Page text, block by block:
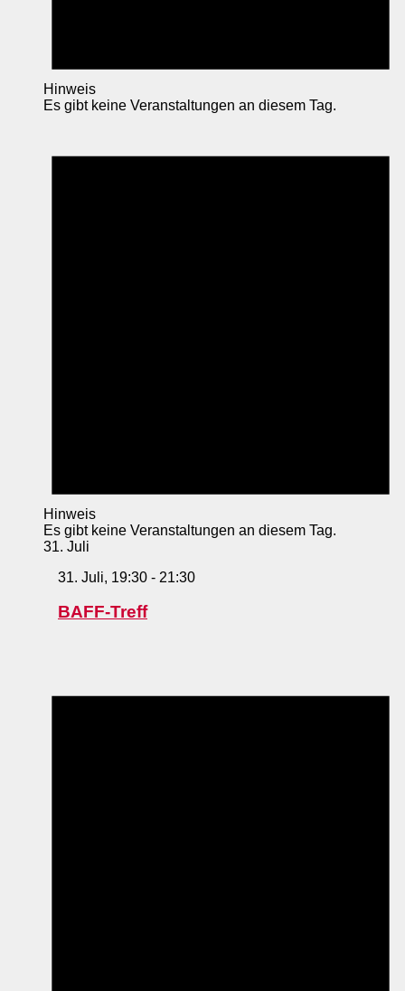
Hinweis
Es gibt keine Veranstaltungen an diesem Tag.
Hinweis
Es gibt keine Veranstaltungen an diesem Tag.
31. Juli
31. Juli, 19:30 - 21:30
BAFF-Treff